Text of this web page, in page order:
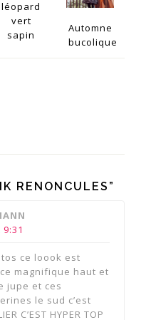
léopard
vert
sapin
Automne
bucolique
RENONCULES”
ce loook est
magnifique haut et
jupe et ces
le sud c’est
C’EST HYPER TOP